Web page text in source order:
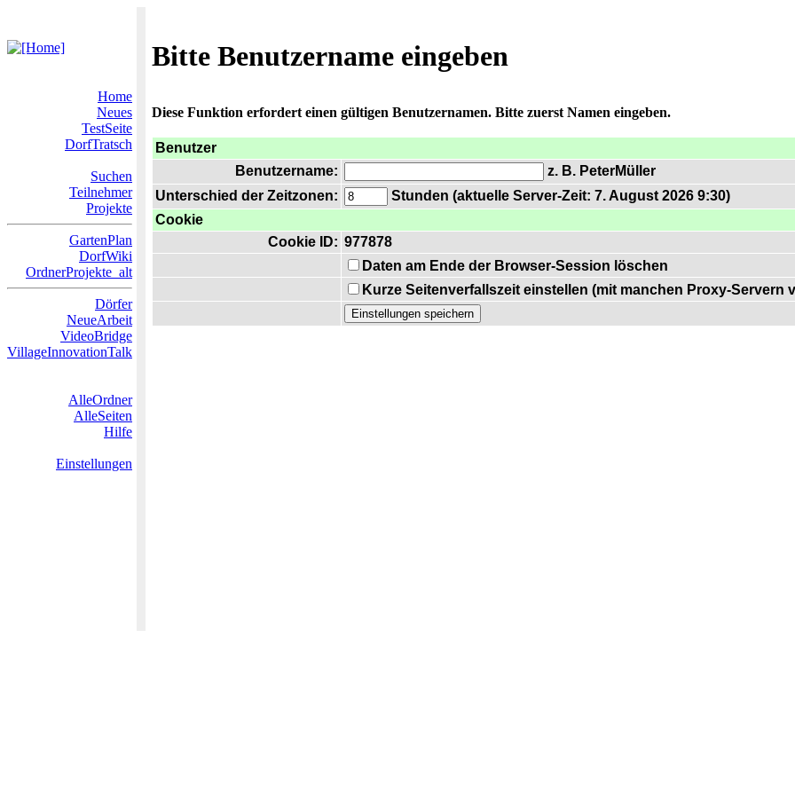
Bitte Benutzername eingeben
Home
Neues
TestSeite
DorfTratsch
Suchen
Teilnehmer
Projekte
GartenPlan
DorfWiki
OrdnerProjekte_alt
Dörfer
NeueArbeit
VideoBridge
VillageInnovationTalk
AlleOrdner
AlleSeiten
Hilfe
Einstellungen
Diese Funktion erfordert einen gültigen Benutzernamen. Bitte zuerst Namen eingeben.
Benutzer
Benutzername:
z. B. PeterMüller
Unterschied der Zeitzonen:
Stunden (aktuelle Server-Zeit: 7. August 2026 9:30)
Cookie
Cookie ID: 977878
Daten am Ende der Browser-Session löschen
Kurze Seitenverfallszeit einstellen (mit manchen Proxy-Servern